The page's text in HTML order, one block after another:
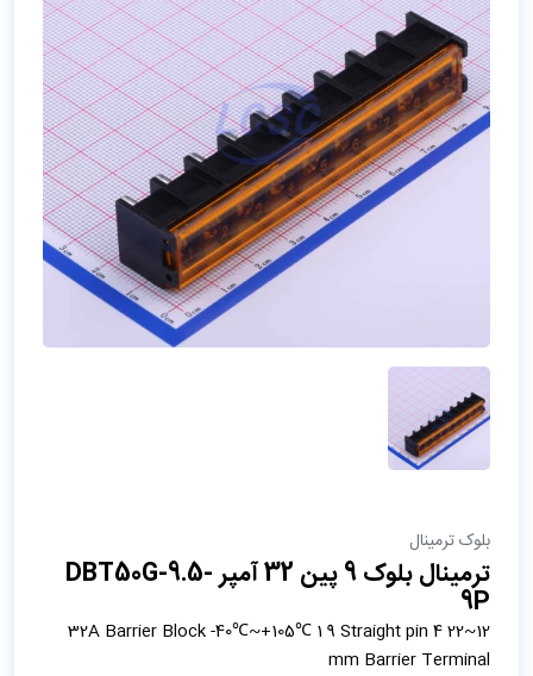
بلوک ترمینال
ترمینال بلوک 9 پین 32 آمپر DBT50G-9.5-
9P
12~22 32A Barrier Block -40℃~+105℃ 1 9 Straight pin 4
mm Barrier Terminal